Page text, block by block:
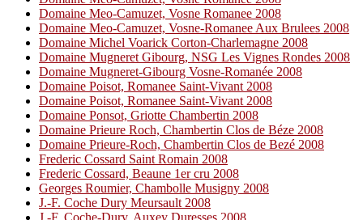
Domaine Meo-Camuzet, Vosne Romanee 2008
Domaine Meo-Camuzet, Vosne-Romanee Aux Brulees 2008
Domaine Michel Voarick Corton-Charlemagne 2008
Domaine Mugneret Gibourg, NSG Les Vignes Rondes 2008
Domaine Mugneret-Gibourg Vosne-Romanée 2008
Domaine Poisot, Romanee Saint-Vivant 2008
Domaine Poisot, Romanee Saint-Vivant 2008
Domaine Ponsot, Griotte Chambertin 2008
Domaine Prieure Roch, Chambertin Clos de Béze 2008
Domaine Prieure-Roch, Chambertin Clos de Bezé 2008
Frederic Cossard Saint Romain 2008
Frederic Cossard, Beaune 1er cru 2008
Georges Roumier, Chambolle Musigny 2008
J.-F. Coche Dury Meursault 2008